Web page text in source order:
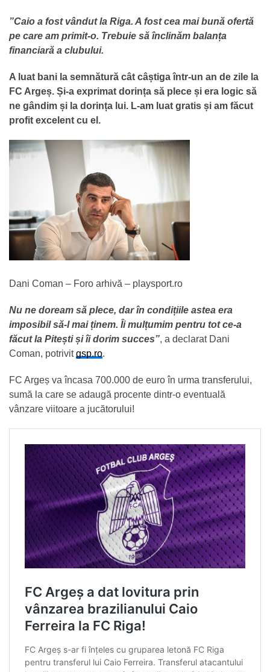
”Caio a fost vândut la Riga. A fost cea mai bună ofertă
pe care am primit-o. Trebuie să înclinăm balanța
financiară a clubului.
A luat bani la semnătură cât câștiga într-un an de zile la
FC Argeș. Și-a exprimat dorința să plece și era logic să
ne gândim și la dorința lui. L-am luat gratis și am făcut
profit excelent cu el.
Dani Coman – Foro arhivă – playsport.ro
Nu ne doream să plece, dar în condițiile astea era
imposibil să-l mai ținem. Îi mulțumim pentru tot ce-a
făcut la Pitești și îi dorim succes”, a declarat Dani
Coman, potrivitgsp.ro.
FC Argeș va încasa 700.000 de euro în urma transferului,
sumă la care se adaugă procente dintr-o eventuală
vânzare viitoare a jucătorului!